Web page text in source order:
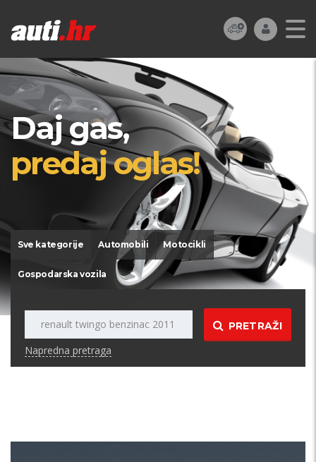
Daj gas,
predaj oglas!
Sve kategorije Automobili Motocikli
Gospodarska vozila
PRETRAŽI
Napredna pretraga